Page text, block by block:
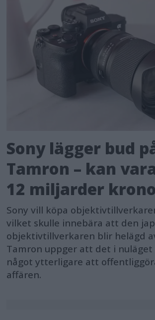
Sony lägger bud
Tamron – kan
12 miljarder
Sony vill köpa
vilket skulle innebära att den
objektivtillverkaren blir helägd
Tamron uppger att det i
något ytterligare att
affären.